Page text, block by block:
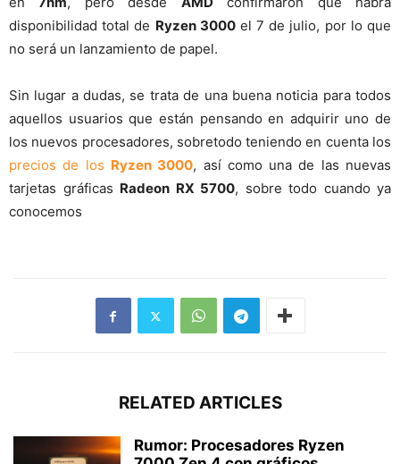
disponibilidad total de Ryzen 3000el 7 de julio, por lo que
no será un lanzamiento de papel.
Sin lugar a dudas, se trata de una buena noticia para todos
aquellos usuarios que están pensando en adquirir uno de
los nuevos procesadores, sobretodo teniendo en cuenta los
precios de los Ryzen 3000, así como una de las nuevas
tarjetas gráficas Radeon RX 5700, sobre todo cuando ya
conocemos
RELATED ARTICLES
Rumor: Procesadores Ryzen